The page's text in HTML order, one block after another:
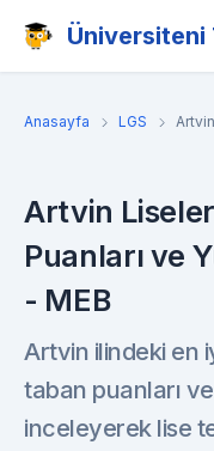
Üniversiteni
Anasayfa LGS
Artvin
Puanları ve
- MEB
Artvin ilindeki en
taban puanları
inceleyerek lise